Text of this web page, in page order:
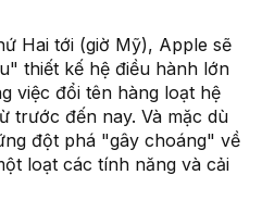
Hai tới (giờ Mỹ), Apple sẽ
thiết kế hệ điều hành lớn
việc đổi tên hàng loạt hệ
trước đến nay. Và mặc dù
đột phá "gây choáng" về
loạt các tính năng và cải